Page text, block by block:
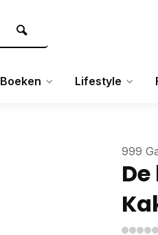
Boeken Lifestyle
999